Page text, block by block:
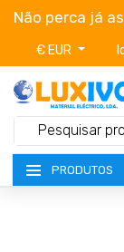
Não perca já
€ EUR
PRODUTOS